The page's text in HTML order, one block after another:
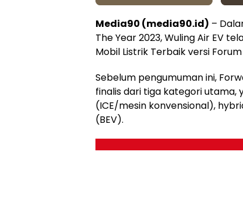
Media90 (media90.id) –
The Year 2023, Wuling Air EV
Mobil Listrik Terbaik versi
Sebelum pengumuman ini,
finalis dari tiga kategori utama,
(ICE/mesin konvensional),
(BEV).